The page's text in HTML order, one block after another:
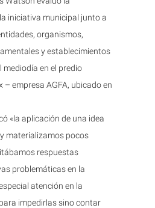
iniciativa municipal junto a
organismos,
y establecimientos
mediodía en el predio
– empresa AGFA, ubicado en
«la aplicación de una idea
materializamos pocos
respuestas
problemáticas en la
atención en la
impedirlas sino contar